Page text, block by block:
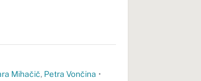
Mihačič, Petra Vončina •